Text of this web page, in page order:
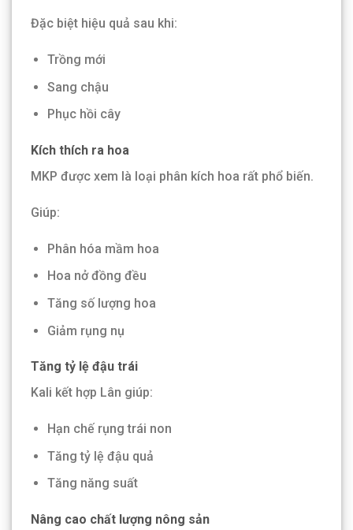
Đặc biệt hiệu quả sau khi:
Trồng mới
Sang chậu
Phục hồi cây
Kích thích ra hoa
MKP được xem là loại phân kích hoa rất phổ biến.
Giúp:
Phân hóa mầm hoa
Hoa nở đồng đều
Tăng số lượng hoa
Giảm rụng nụ
Tăng tỷ lệ đậu trái
Kali kết hợp Lân giúp:
Hạn chế rụng trái non
Tăng tỷ lệ đậu quả
Tăng năng suất
Nâng cao chất lượng nông sản